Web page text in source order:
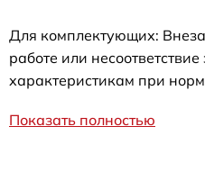
Для комплектующих:
работе или
характеристикам при
Показать полностью